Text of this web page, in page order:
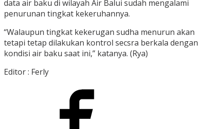
data air baku di wilayah Air Balui sudah mengalami
penurunan tingkat kekeruhannya.
“Walaupun tingkat kekerugan sudha menurun akan
tetapi tetap dilakukan kontrol secsra berkala dengan
kondisi air baku saat ini,” katanya. (Rya)
Editor : Ferly